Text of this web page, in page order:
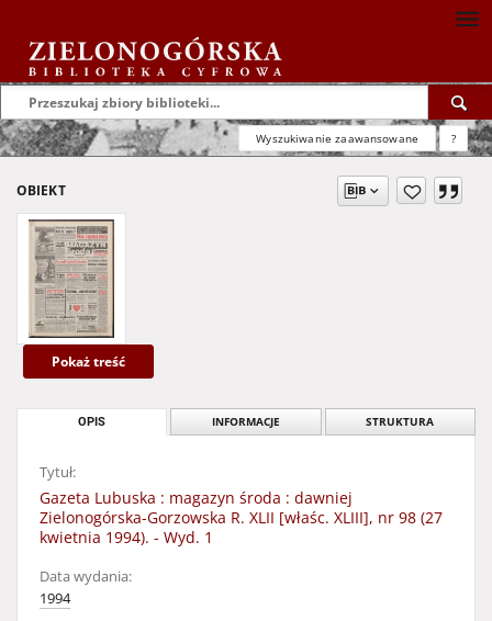
Wyszukiwanie zaawansowane ?
OBIEKT
Pokaż treść
OPIS INFORMACJE STRUKTURA
Tytuł:
Gazeta Lubuska : magazyn środa : dawniej
Zielonogórska-Gorzowska R. XLII [właśc. XLIII], nr 98 (27
kwietnia 1994). - Wyd. 1
Data wydania:
1994